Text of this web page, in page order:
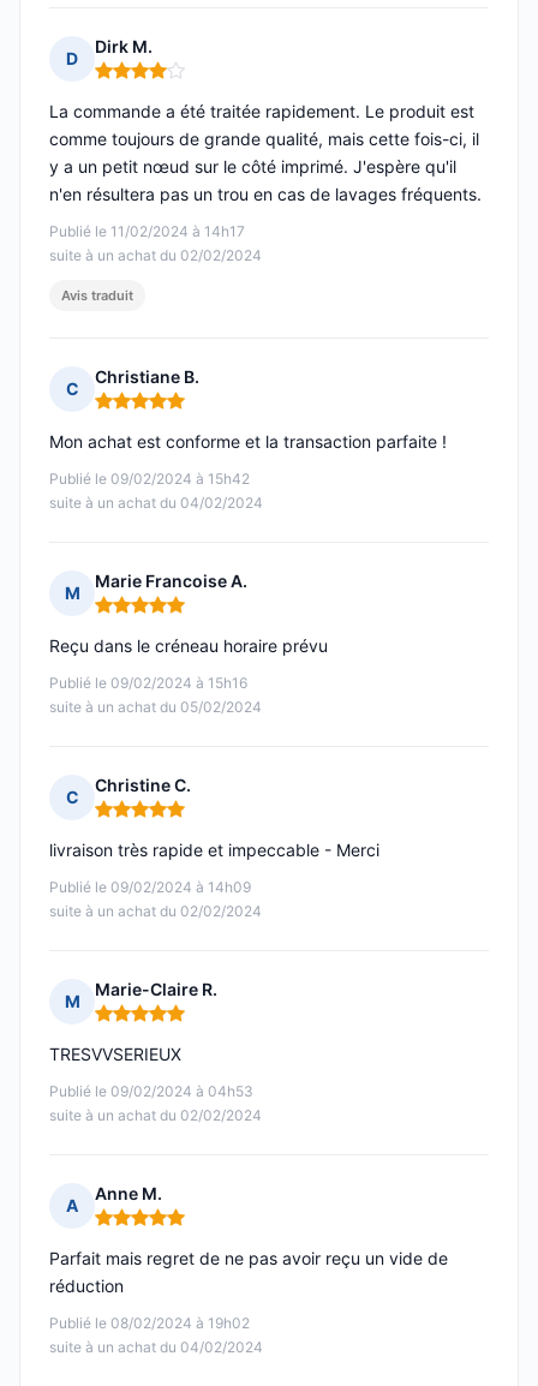
D
Dirk M.
Note : 4 sur 5
Publié le 11/02/2024 à 14h17
suite à un achat du 02/02/2024
La commande a été traitée rapidement. Le produit est
comme toujours de grande qualité, mais cette fois-ci, il
y a un petit nœud sur le côté imprimé. J'espère qu'il
n'en résultera pas un trou en cas de lavages fréquents.
Avis traduit
C
Christiane B.
Note : 5 sur 5
Publié le 09/02/2024 à 15h42
suite à un achat du 04/02/2024
Mon achat est conforme et la transaction parfaite !
M
Marie Francoise A.
Note : 5 sur 5
Publié le 09/02/2024 à 15h16
suite à un achat du 05/02/2024
Reçu dans le créneau horaire prévu
C
Christine C.
Note : 5 sur 5
Publié le 09/02/2024 à 14h09
suite à un achat du 02/02/2024
livraison très rapide et impeccable - Merci
M
Marie-Claire R.
Note : 5 sur 5
Publié le 09/02/2024 à 04h53
suite à un achat du 02/02/2024
TRESVVSERIEUX
A
Anne M.
Note : 5 sur 5
Publié le 08/02/2024 à 19h02
suite à un achat du 04/02/2024
Parfait mais regret de ne pas avoir reçu un vide de
réduction